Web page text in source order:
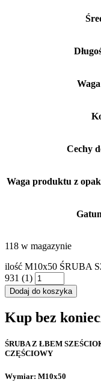
Cechy
Waga produktu z
118 w magazynie
ilość M10x50 ŚRUBA
931 (1)
Dodaj do koszyka
Kup bez
ŚRUBA Z ŁBEM
CZĘŚCIOWY
Wymiar: M10x50